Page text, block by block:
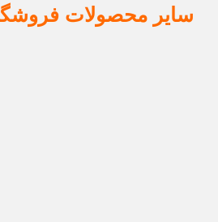
سایر محصولات فروشگاه